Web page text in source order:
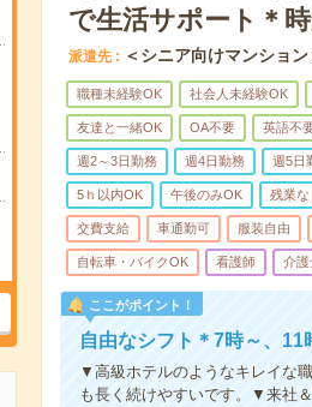
で生活サポート＊
派遣先 ＜シニア向けマンション
職種未経験OK 社会人未経験OK
友達と一緒OK OA不要 英語不
週2～3日勤務 週4日勤務 週5日
5ｈ以内OK 午後のみOK 残業な
交費支給 車通勤可 服装自由
自転車・バイクOK 看護師 介護
ここがポイント！
自由なシフト＊7時～、11
▼高級ホテルのようなキレイな
も長く続けやすいです。▼来社